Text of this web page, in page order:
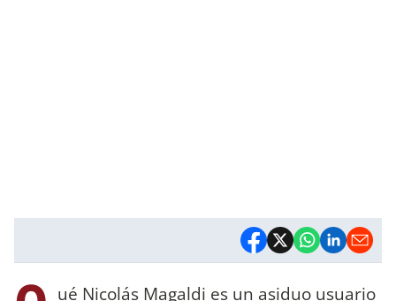
ué Nicolás Magaldi es un asiduo usuario